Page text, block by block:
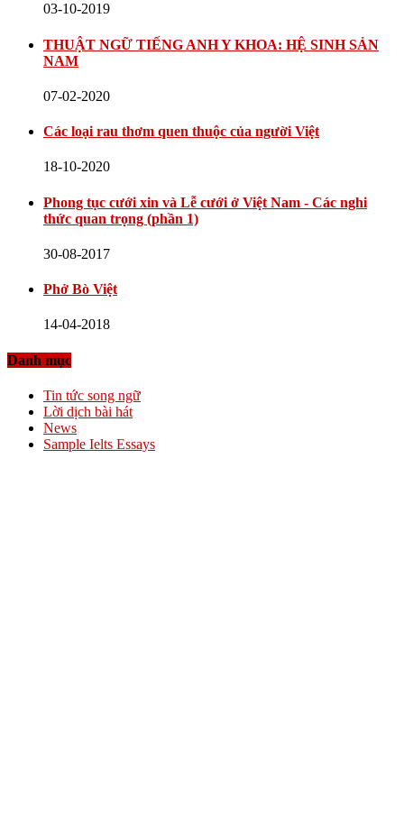
03-10-2019
THUẬT NGỮ TIẾNG ANH Y KHOA: HỆ SINH SẢN
NAM
07-02-2020
Các loại rau thơm quen thuộc của người Việt
18-10-2020
Phong tục cưới xin và Lễ cưới ở Việt Nam - Các nghi
thức quan trọng (phần 1)
30-08-2017
Phở Bò Việt
14-04-2018
Danh mục
Tin tức song ngữ
Lời dịch bài hát
News
Sample Ielts Essays